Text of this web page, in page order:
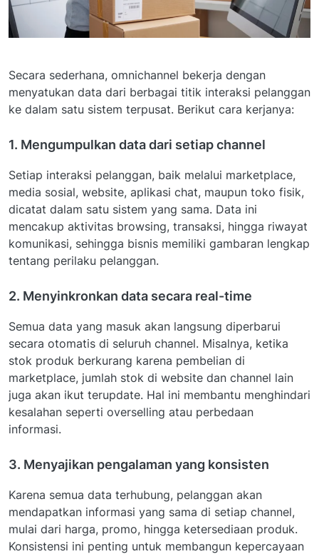
Secara sederhana, omnichannel bekerja dengan
menyatukan data dari berbagai titik interaksi pelanggan
ke dalam satu sistem terpusat. Berikut cara kerjanya:
1. Mengumpulkan data dari setiap channel
Setiap interaksi pelanggan, baik melalui marketplace,
media sosial, website, aplikasi chat, maupun toko fisik,
dicatat dalam satu sistem yang sama. Data ini
mencakup aktivitas browsing, transaksi, hingga riwayat
komunikasi, sehingga bisnis memiliki gambaran lengkap
tentang perilaku pelanggan.
2. Menyinkronkan data secara real-time
Semua data yang masuk akan langsung diperbarui
secara otomatis di seluruh channel. Misalnya, ketika
stok produk berkurang karena pembelian di
marketplace, jumlah stok di website dan channel lain
juga akan ikut terupdate. Hal ini membantu menghindari
kesalahan seperti overselling atau perbedaan
informasi.
3. Menyajikan pengalaman yang konsisten
Karena semua data terhubung, pelanggan akan
mendapatkan informasi yang sama di setiap channel,
mulai dari harga, promo, hingga ketersediaan produk.
Konsistensi ini penting untuk membangun kepercayaan